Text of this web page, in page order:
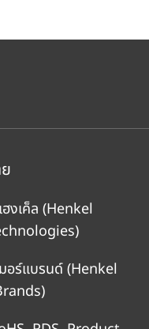
ฮงเค็ล(Henkel
มอร์แบรนด์(Henkel